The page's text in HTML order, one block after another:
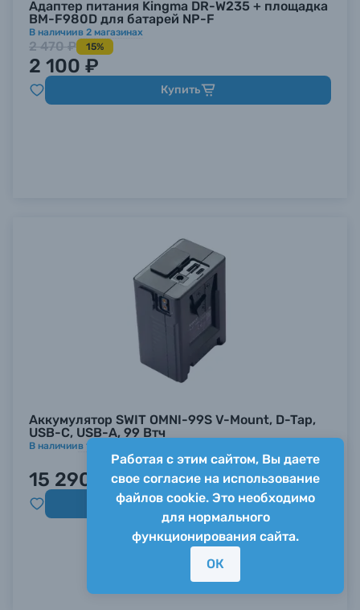
Адаптер питания Kingma DR-W235 + площадка
BM-F980D для батарей NP-F
В наличиив 2 магазинах
2 470 ₽ 15%
2 100 ₽
Купить
Аккумулятор SWIT OMNI-99S V-Mount, D-Tap,
USB-C, USB-A, 99 Втч
В наличиив 1
15 290 ₽
Купить
Работая с этим сайтом, Вы даете
свое согласие на использование
файлов cookie. Это необходимо
для нормального
функционирования сайта.
ОК